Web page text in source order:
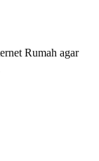
Rumah agar